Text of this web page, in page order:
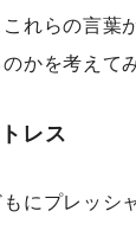
れらの言葉
かを考えて
レス
にプレッシ